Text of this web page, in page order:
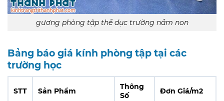
gương phòng tập thể dục trường nầm non
Bảng báo giá kính phòng tập tại các
trường học
STT Sản Phẩm
Thông
Số
Đơn Giá/m2